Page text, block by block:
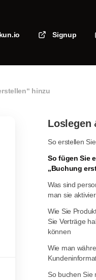
Signup
hinzu
Loslegen
So erstellen
So fügen Sie
„Buchung
Was sind
man sie
Wie Sie
Sie Verträge
können
Wie man
So buchen Sie